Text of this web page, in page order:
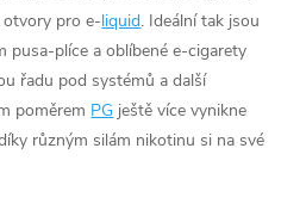
otvory pro e-liquid. Ideální tak jsou
pusa-plíce a oblíbené e-cigarety
řadu pod systémů a další
poměrem PG ještě více vynikne
různým silám nikotinu si na své